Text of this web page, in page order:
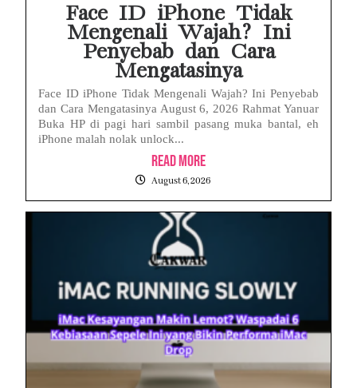
Face ID iPhone Tidak
Mengenali Wajah? Ini
Penyebab dan Cara
Mengatasinya
Face ID iPhone Tidak Mengenali Wajah? Ini Penyebab
dan Cara Mengatasinya August 6, 2026 Rahmat Yanuar
Buka HP di pagi hari sambil pasang muka bantal, eh
iPhone malah nolak unlock...
Read More
August 6, 2026